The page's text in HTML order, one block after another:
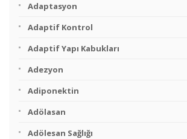
Adaptasyon
Adaptif Kontrol
Adaptif Yapı Kabukları
Adezyon
Adiponektin
Adölasan
Adölesan Sağlığı